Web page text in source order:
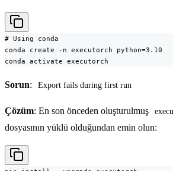
# Using conda
conda create -n executorch python=3.10
conda activate executorch
Sorun: Export fails during first run
Çözüm: En son önceden oluşturulmuş
dosyasının yüklü olduğundan emin olun: